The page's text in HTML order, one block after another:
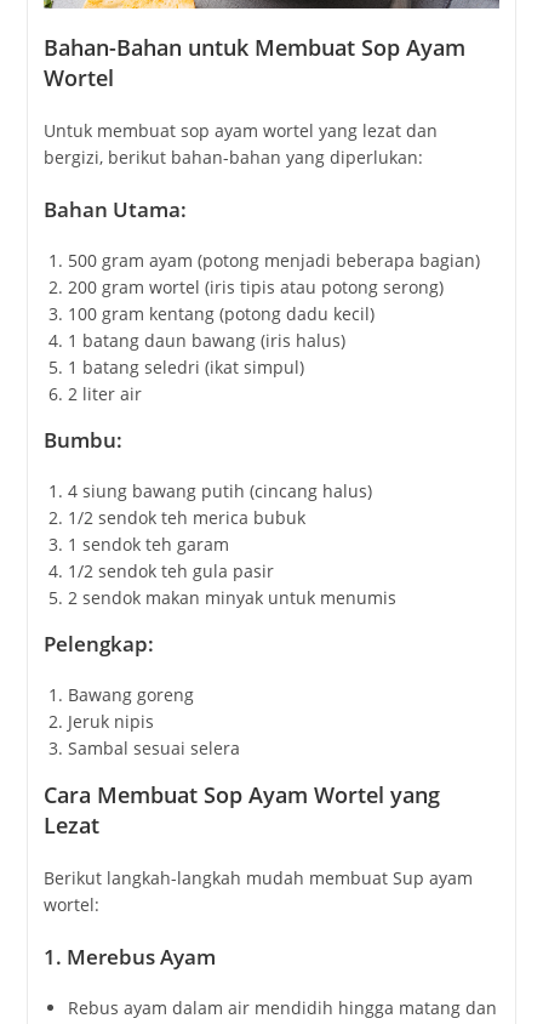
Bahan-Bahan untuk Membuat Sop Ayam
Wortel
Untuk membuat sop ayam wortel yang lezat dan
bergizi, berikut bahan-bahan yang diperlukan:
Bahan Utama:
500 gram ayam (potong menjadi beberapa bagian)
200 gram wortel (iris tipis atau potong serong)
100 gram kentang (potong dadu kecil)
1 batang daun bawang (iris halus)
1 batang seledri (ikat simpul)
2 liter air
Bumbu:
4 siung bawang putih (cincang halus)
1/2 sendok teh merica bubuk
1 sendok teh garam
1/2 sendok teh gula pasir
2 sendok makan minyak untuk menumis
Pelengkap:
Bawang goreng
Jeruk nipis
Sambal sesuai selera
Cara Membuat Sop Ayam Wortel yang
Lezat
Berikut langkah-langkah mudah membuat Sup ayam
wortel:
1. Merebus Ayam
Rebus ayam dalam air mendidih hingga matang dan